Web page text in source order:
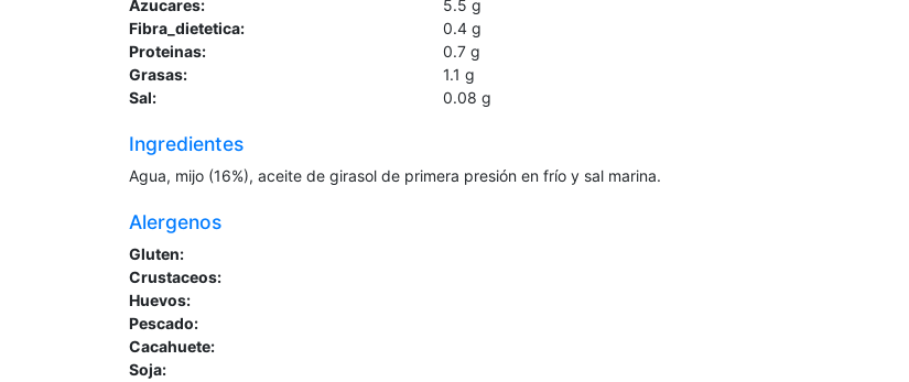
Azucares:
5.5 g
Fibra_dietetica:
0.4 g
Proteinas:
0.7 g
Grasas:
1.1 g
Sal:
0.08 g
Ingredientes
Agua, mijo (16%), aceite de girasol de primera presión en frío y sal marina.
Alergenos
Gluten:
Crustaceos:
Huevos:
Pescado:
Cacahuete:
Soja: